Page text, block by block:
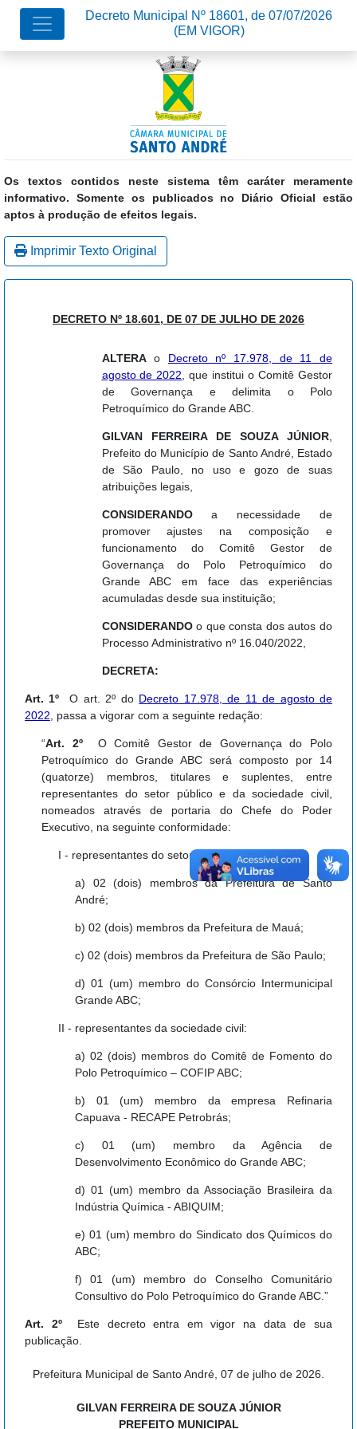
Os textos contidos neste sistema têm caráter meramente
informativo. Somente os publicados no Diário Oficial estão
aptos à produção de efeitos legais.
Decreto Municipal Nº 18601, de 07/07/2026
(EM VIGOR)
Imprimir Texto Original
DECRETO Nº 18.601, DE 07 DE JULHO DE 2026
ALTERAo Decreto nº 17.978, de 11 de
agosto de 2022 , que institui o Comitê Gestor
de Governança e delimita o Polo
Petroquímico do Grande ABC.
GILVAN FERREIRA DE SOUZA JÚNIOR
Prefeito do Município de Santo André, Estado
de São Paulo, no uso e gozo de suas
atribuições legais,
CONSIDERANDOa necessidade de
promover ajustes na composição e
funcionamento do Comitê Gestor de
Governança do Polo Petroquímico do
Grande ABC em face das experiências
acumuladas desde sua instituição;
CONSIDERANDOo que consta dos autos do
Processo Administrativo nº 16.040/2022,
DECRETA:
Art. 1ºO art. 2º do Decreto 17.978, de 11 de agosto de
2022 , passa a vigorar com a seguinte redação:
“Art. 2º O Comitê Gestor de Governança do Polo
Petroquímico do Grande ABC será composto por 14
(quatorze) membros, titulares e suplentes, entre
representantes do setor público e da sociedade civil,
nomeados através de portaria do Chefe do Poder
Executivo, na seguinte conformidade:
I - representantes do setor público:
a) 02 (dois) membros da Prefeitura de Santo
André;
b) 02 (dois) membros da Prefeitura de Mauá;
c) 02 (dois) membros da Prefeitura de São Paulo;
d) 01 (um) membro do Consórcio Intermunicipal
Grande ABC;
II - representantes da sociedade civil:
a) 02 (dois) membros do Comitê de Fomento do
Polo Petroquímico – COFIP ABC;
b) 01 (um) membro da empresa Refinaria
Capuava - RECAPE Petrobrás;
c) 01 (um) membro da Agência de
Desenvolvimento Econômico do Grande ABC;
d) 01 (um) membro da Associação Brasileira da
Indústria Química - ABIQUIM;
e) 01 (um) membro do Sindicato dos Químicos do
ABC;
f) 01 (um) membro do Conselho Comunitário
Consultivo do Polo Petroquímico do Grande ABC.”
Art. 2º Este decreto entra em vigor na data de sua
publicação.
Prefeitura Municipal de Santo André, 07 de julho de 2026.
GILVAN FERREIRA DE SOUZA JÚNIOR
PREFEITO MUNICIPAL